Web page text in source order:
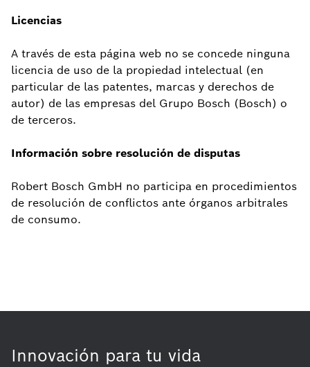
Licencias
A través de esta página web no se concede ninguna
licencia de uso de la propiedad intelectual (en
particular de las patentes, marcas y derechos de
autor) de las empresas del Grupo Bosch (Bosch) o
de terceros.
Información sobre resolución de disputas
Robert Bosch GmbH no participa en procedimientos
de resolución de conflictos ante órganos arbitrales
de consumo.
Innovación para tu vida